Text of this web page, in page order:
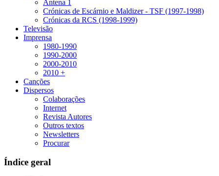
Antena 1
Crónicas de Escárnio e Maldizer - TSF (1997-1998)
Crónicas da RCS (1998-1999)
Televisão
Imprensa
1980-1990
1990-2000
2000-2010
2010 +
Canções
Dispersos
Colaborações
Internet
Revista Autores
Outros textos
Newsletters
Procurar
Índice geral